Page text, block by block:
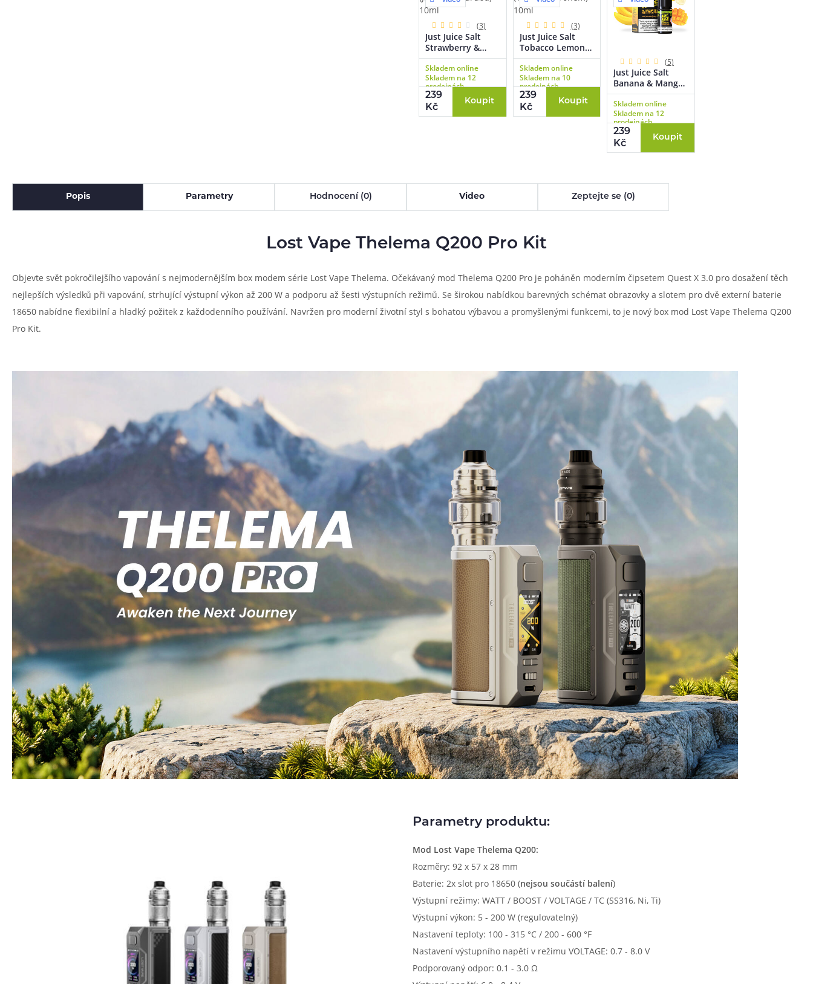
(3)
Just Juice Salt
Strawberry &
Curuba (Jahoda &
curuba) 10ml
Skladem online
Skladem na 12
prodejnách
239
Kč
Koupit
(3)
Just Juice Salt
Tobacco Lemon
(Tabák s
citronem) 10ml
Skladem online
Skladem na 10
prodejnách
239
Kč
Koupit
(5)
Just Juice Salt
Banana & Mango
(Banán & mango)
10ml
Skladem online
Skladem na 12
prodejnách
239
Kč
Koupit
Popis
Lost Vape Thelema Q200 Pro Kit
Objevte svět pokročilejšího vapování s nejmodernějším box modem série Lost Vape Thelema. Očekávaný mod Thelema Q200 Pro je poháněn moderním čipsetem Quest X 3.0 pro dosažení těch
nejlepších výsledků při vapování, strhující výstupní výkon až 200 W a podporu až šesti výstupních režimů. Se širokou nabídkou barevných schémat obrazovky a slotem pro dvě externí baterie
18650 nabídne flexibilní a hladký požitek z každodenního používání. Navržen pro moderní životní styl s bohatou výbavou a promyšlenými funkcemi, to je nový box mod Lost Vape Thelema Q200
Pro Kit.
Parametry produktu:
Mod Lost Vape Thelema Q200:
Rozměry: 92 x 57 x 28 mm
Baterie: 2x slot pro 18650 (nejsou součástí balení)
Výstupní režimy: WATT / BOOST / VOLTAGE / TC (SS316, Ni, Ti)
Výstupní výkon: 5 - 200 W (regulovatelný)
Nastavení teploty: 100 - 315 °C / 200 - 600 °F
Nastavení výstupního napětí v režimu VOLTAGE: 0.7 - 8.0 V
Podporovaný odpor: 0.1 - 3.0 Ω
Parametry Hodnocení (0) Video Zeptejte se (0)